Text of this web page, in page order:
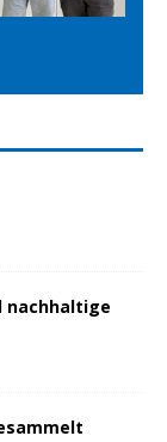
t
nachhaltige